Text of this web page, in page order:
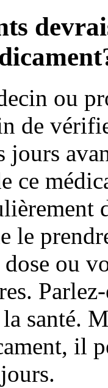
ou
de
jours
ce
le
ou
santé.
il